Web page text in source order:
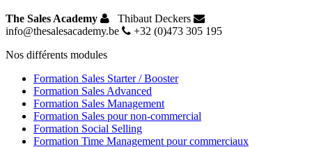
The Sales Academy
Thibaut Deckers
info@thesalesacademy.be
+32 (0)473 305 195
Nos différents modules
Formation Sales Starter / Booster
Formation Sales Advanced
Formation Sales Management
Formation Sales pour non-commercial
Formation Social Selling
Formation Time Management pour commerciaux